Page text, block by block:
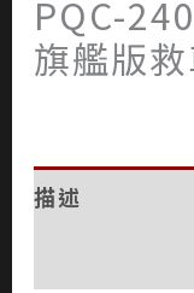
PQC-
旗艦版
描述